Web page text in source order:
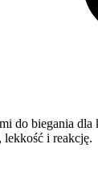
do biegania dla
lekkość i reakcję.